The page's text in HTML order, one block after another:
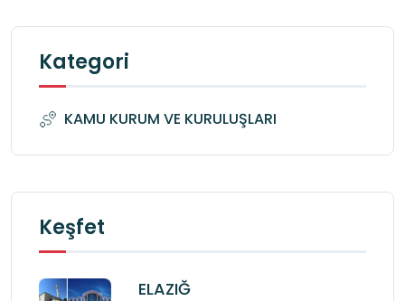
Kategori
KAMU KURUM VE KURULUŞLARI
Keşfet
ELAZIĞ